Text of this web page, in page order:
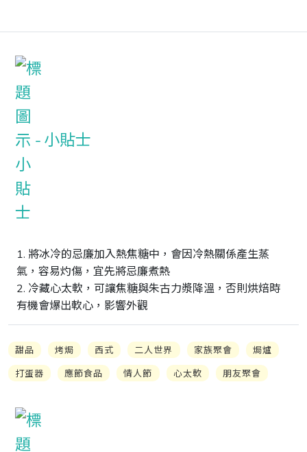
小貼士
1. 將冰冷的忌廉加入熱焦糖中，會因冷熱關係產生蒸
氣，容易灼傷，宜先將忌廉煮熱
2. 冷藏心太軟，可讓焦糖與朱古力漿降溫，否則烘焙時
有機會爆出軟心，影響外觀
甜品 烤焗 西式 二人世界 家族聚會
焗爐
打蛋器
應節食品 情人節 心太軟 朋友聚會